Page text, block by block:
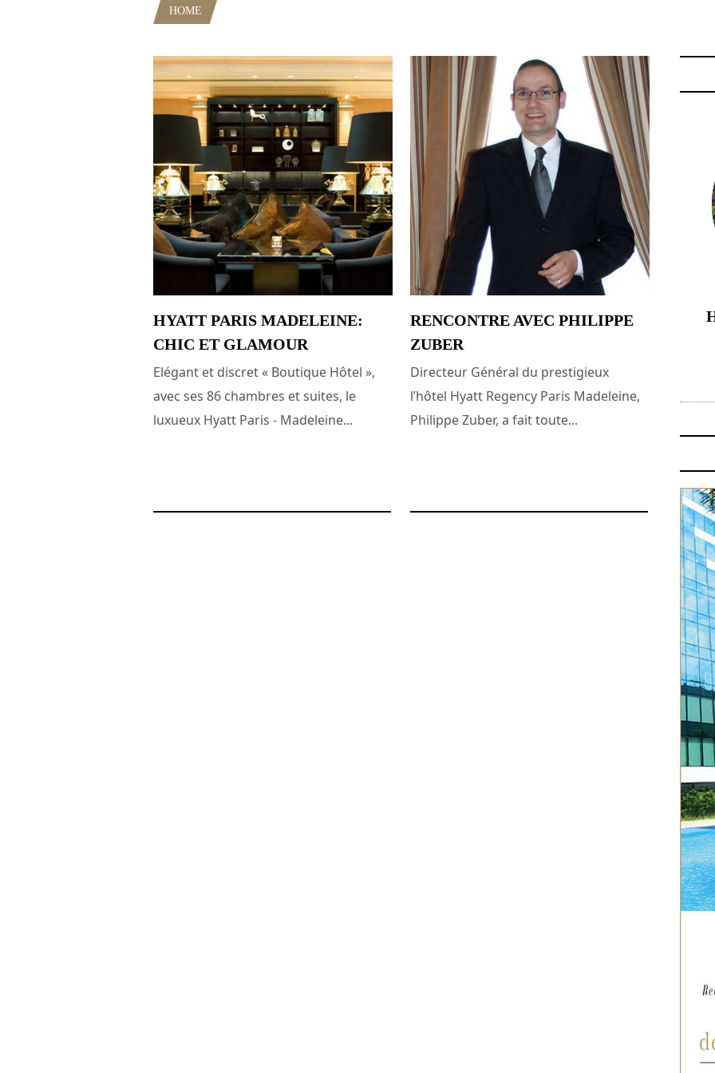
HOME
HYATT PARIS MADELEINE:
CHIC ET GLAMOUR
Elégant et discret « Boutique Hôtel »,
avec ses 86 chambres et suites, le
luxueux Hyatt Paris - Madeleine...
RENCONTRE AVEC PHILIPPE
ZUBER
Directeur Général du prestigieux
l’hôtel Hyatt Regency Paris Madeleine,
Philippe Zuber, a fait toute...